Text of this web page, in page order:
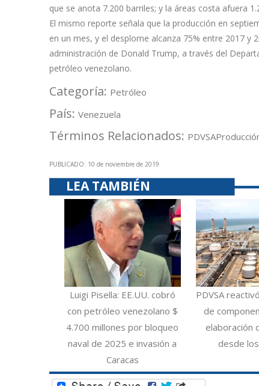
que se anota 7.200 barriles; y la áreas costa afuera
El mismo reporte señala que la producción en
en un mes, y el desplome alcanza 75% entre 2017
administración de Donald Trump, a través del
petróleo venezolano.
Categoría: Petróleo
País: Venezuela
Términos Relacionados: PDVSA
PUBLICADO: 10 de noviembre de 2019
LEA TAMBIÉN
Luigi Pisella: EE.UU. cobró
con petróleo venezolano $
4.700 millones por bloqueo
naval de 2025 e invasión a
Caracas
PDVSA
de
elaboración
desde